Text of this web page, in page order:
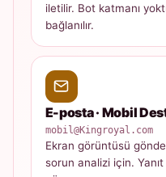
iletilir. Bot katmanı
bağlanılır.
E-posta · Mobil
mobil@Kingroyal.com
Ekran görüntüsü
sorun analizi için.